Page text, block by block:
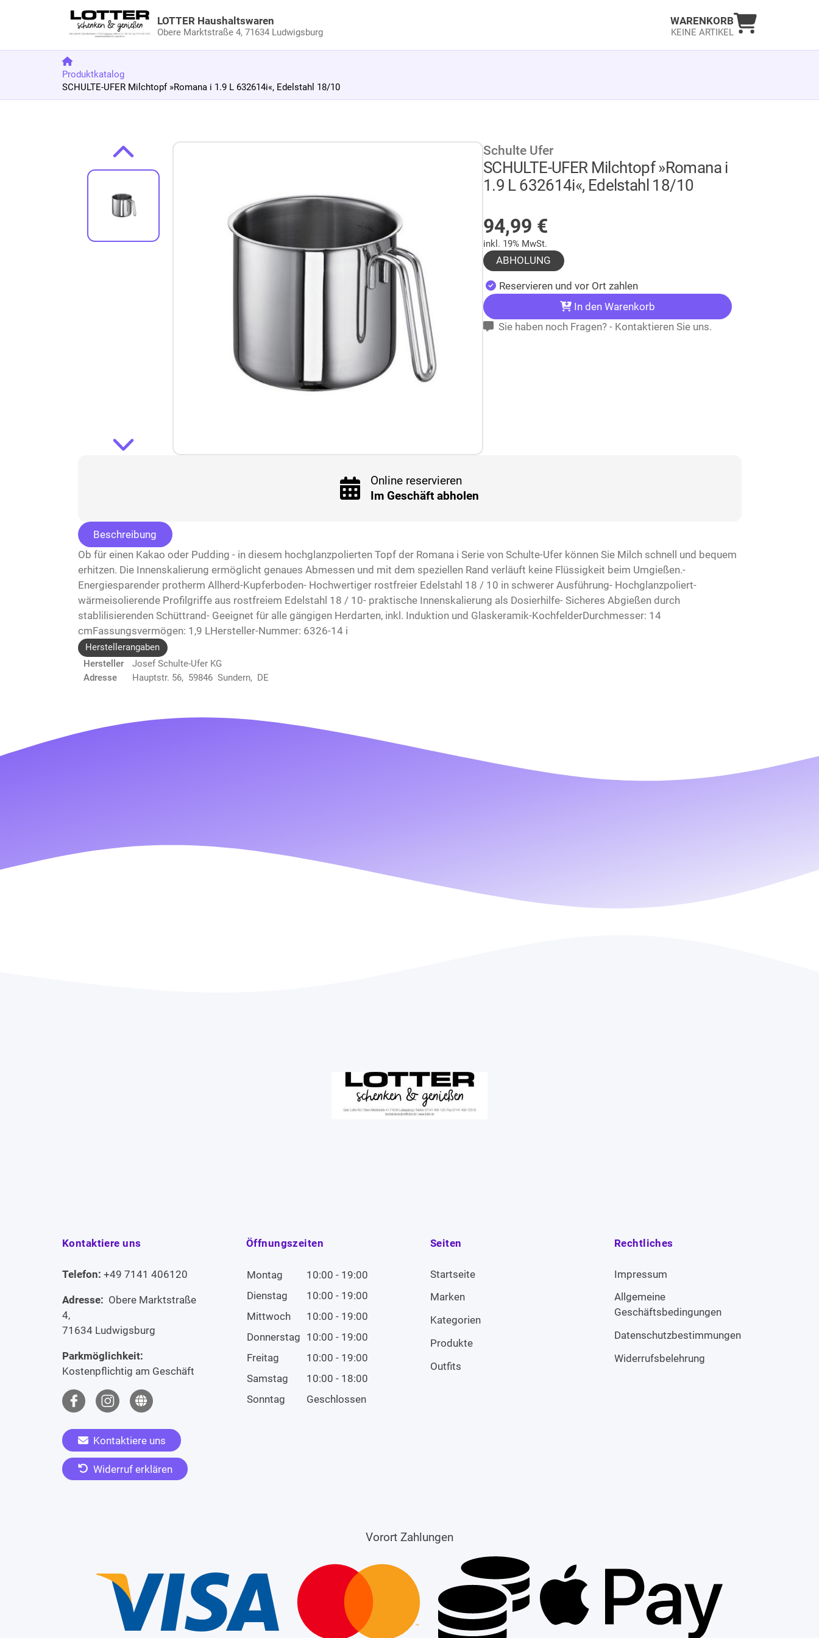
LOTTER Haushaltswaren
Obere Marktstraße 4, 71634 Ludwigsburg
WARENKORB
KEINE ARTIKEL
Warenkorb
Produktkatalog
SCHULTE-UFER Milchtopf »Romana i 1.9 L 632614i«, Edelstahl 18/10
Zur Produktbeschreibung springen Schulte Ufer
SCHULTE-UFER Milchtopf »Romana i
1.9 L 632614i«, Edelstahl 18/10
94,99 €
inkl. 19% MwSt.
ABHOLUNG
Reservieren und vor Ort zahlen
In den Warenkorb
Sie haben noch Fragen? - Kontaktieren Sie uns.
Online reservieren
Im Geschäft abholen
Beschreibung
Ob für einen Kakao oder Pudding - in diesem hochglanzpolierten Topf der Romana i Serie von Schulte-Ufer können Sie Milch schnell und bequem
erhitzen. Die Innenskalierung ermöglicht genaues Abmessen und mit dem speziellen Rand verläuft keine Flüssigkeit beim Umgießen.-
Energiesparender protherm Allherd-Kupferboden- Hochwertiger rostfreier Edelstahl 18 / 10 in schwerer Ausführung- Hochglanzpoliert-
wärmeisolierende Profilgriffe aus rostfreiem Edelstahl 18 / 10- praktische Innenskalierung als Dosierhilfe- Sicheres Abgießen durch
stablilisierenden Schüttrand- Geeignet für alle gängigen Herdarten, inkl. Induktion und Glaskeramik-KochfelderDurchmesser: 14
cmFassungsvermögen: 1,9 LHersteller-Nummer: 6326-14 i
Herstellerangaben
Hersteller
Josef Schulte-Ufer KG
Adresse
Hauptstr. 56, 59846 Sundern, DE
Kontaktiere uns
Telefon: +49 7141 406120
Adresse: Obere Marktstraße
4,
71634 Ludwigsburg
Parkmöglichkeit:
Kostenpflichtig am Geschäft
Kontaktiere uns
Widerruf erklären
Öffnungszeiten
Montag
10:00 - 19:00
Dienstag
10:00 - 19:00
Mittwoch
10:00 - 19:00
Donnerstag 10:00 - 19:00
Freitag
10:00 - 19:00
Samstag
10:00 - 18:00
Sonntag
Geschlossen
Seiten
Startseite
Marken
Kategorien
Produkte
Outfits
Rechtliches
Impressum
Allgemeine
Geschäftsbedingungen
Datenschutzbestimmungen
Widerrufsbelehrung
Vorort Zahlungen